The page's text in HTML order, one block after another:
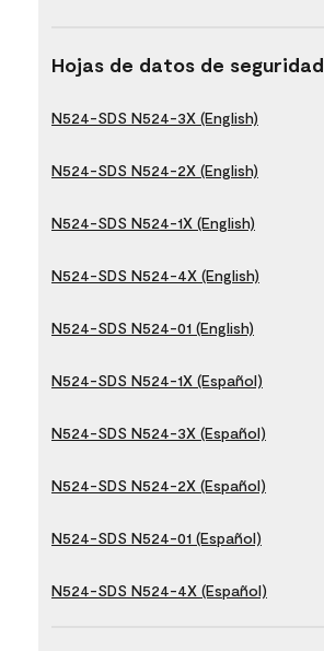
Hojas de datos de seguridad
N524-SDS N524-3X (English)
N524-SDS N524-2X (English)
N524-SDS N524-1X (English)
N524-SDS N524-4X (English)
N524-SDS N524-01 (English)
N524-SDS N524-1X (Español)
N524-SDS N524-3X (Español)
N524-SDS N524-2X (Español)
N524-SDS N524-01 (Español)
N524-SDS N524-4X (Español)